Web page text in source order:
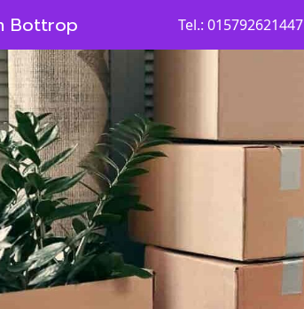
Bottrop Tel.: 015792621447